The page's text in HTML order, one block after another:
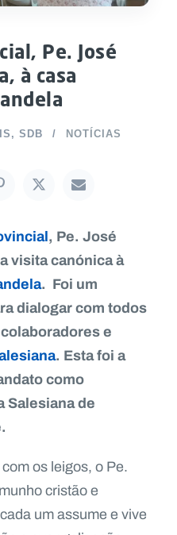
Pe. José
à casa
SDB NOTÍCIAS
, Pe. José
visita canónica à
. Foi um
dialogar com todos
e
. Esta foi a
como
Salesiana de
os leigos, o Pe.
cristão e
um assume e vive